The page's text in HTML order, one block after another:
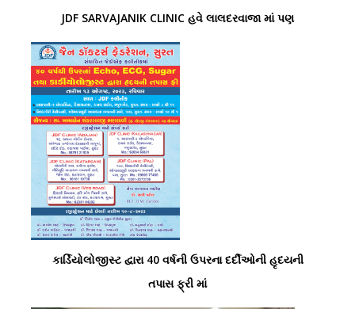
JDF SARVAJANIK CLINIC હવે લાલદરવાજા માં પણ
કાર્ડિયોલોજીસ્ટ દ્વારા 40 વર્ષની ઉપરના દર્દીઓની હૃદયની
તપાસ ફ્રી માં